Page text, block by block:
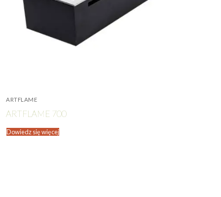
ARTFLAME
ARTFLAME 700
Dowiedz się więcej